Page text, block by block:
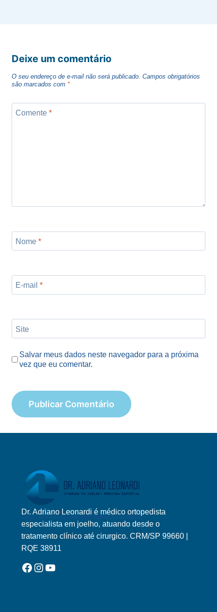
Deixe um comentário
O seu endereço de e-mail não será publicado. Campos obrigatórios
são marcados com *
Comente *
Nome *
E-mail *
Site
Salvar meus dados neste navegador para a próxima
vez que eu comentar.
Logo Adriano Leonardi Horizontal Novo
Dr. Adriano Leonardi é médico ortopedista
especialista em joelho, atuando desde o
tratamento clínico até cirurgico. CRM/SP 99660 |
RQE 38911
Facebook
Instagram
YouTube